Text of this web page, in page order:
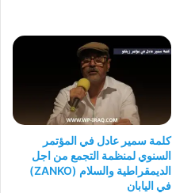
كلمة سمير عادل في المؤتمر
السنوي لمنظمة التجمع من اجل
الديمقراطية والسلام (ZANKO)
في اليابان